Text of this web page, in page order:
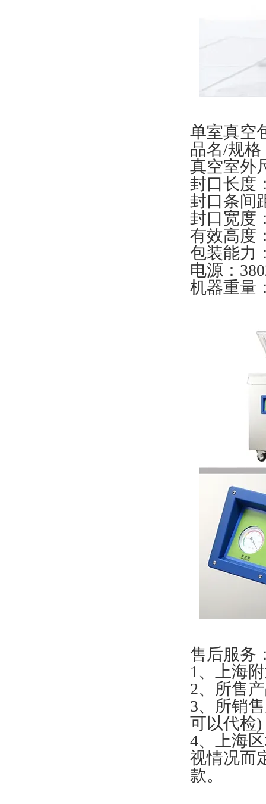
单室真空
品名/规格
真空室外
封口长度
封口条间
封口宽度
有效高度
包装能力
电源：
机器重量
售后服务
1、上海
2、所售
3、所销
可以代检)
4、上海
视情况而
款。